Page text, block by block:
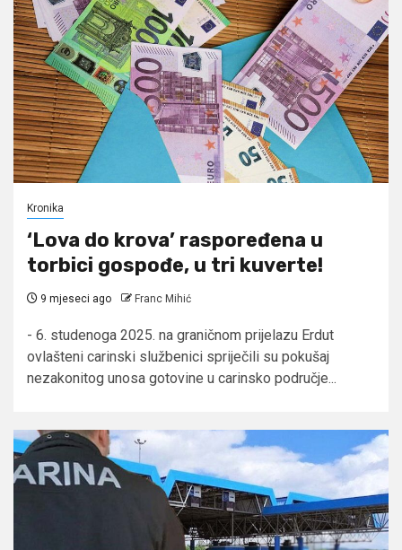
Kronika
‘Lova do krova’ raspoređena u
torbici gospođe, u tri kuverte!
9 mjeseci ago Franc Mihić
- 6. studenoga 2025. na graničnom prijelazu Erdut
ovlašteni carinski službenici spriječili su pokušaj
nezakonitog unosa gotovine u carinsko područje...